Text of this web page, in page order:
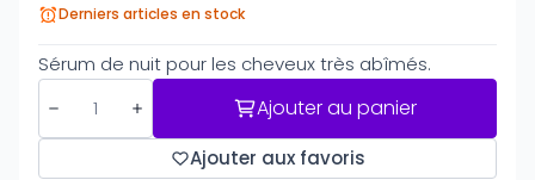
Derniers articles en stock
Sérum de nuit pour les cheveux très abîmés.
Ajouter au panier
Ajouter aux favoris